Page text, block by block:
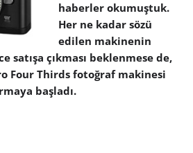
haberler okumuştuk.
Her ne kadar sözü
edilen makinenin
satışa çıkması beklenmese de,
Four Thirds fotoğraf makinesi
başladı.